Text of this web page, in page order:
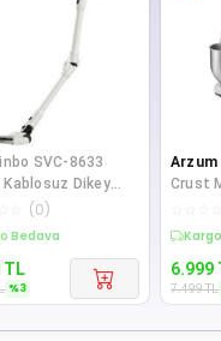
SVC-8633
Kablosuz Dikey
(0)
%3 İndirim
TL
%3
Arzum
Crust
Stand
6.999
7.499TL